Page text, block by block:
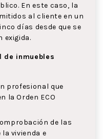
En este caso, la
al cliente en un
días desde que se
exigida.
de inmuebles
profesional que
la Orden ECO
de las
vivienda e